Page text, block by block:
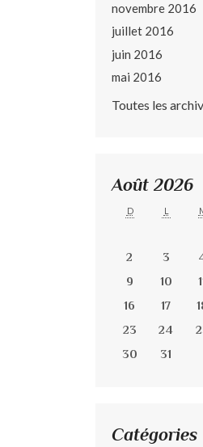
novembre 2016
juillet 2016
juin 2016
mai 2016
Toutes les
Août 2026
D L
2
3
9
10
16
17
23
24
30
31
Catégories